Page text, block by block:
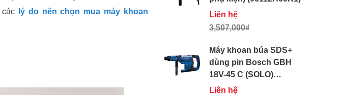
lý do nên chọn mua máy khoan
Liên hệ
3,507,000₫
Máy khoan búa SDS+
dùng pin Bosch GBH
18V-45 C (SOLO)
(611913080)
Liên hệ